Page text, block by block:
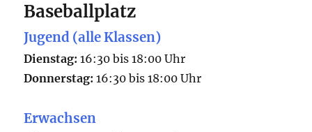
Baseballplatz
Jugend (alle Klassen)
Dienstag: 16:30 bis 18:00 Uhr
Donnerstag: 16:30 bis 18:00 Uhr
Erwachsen